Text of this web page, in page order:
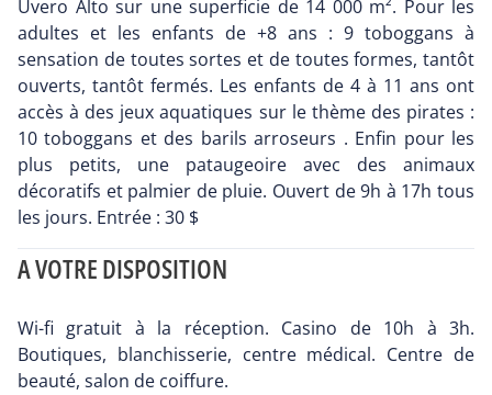
Uvero Alto sur une superficie de 14 000 m². Pour les
adultes et les enfants de +8 ans : 9 toboggans à
sensation de toutes sortes et de toutes formes, tantôt
ouverts, tantôt fermés. Les enfants de 4 à 11 ans ont
accès à des jeux aquatiques sur le thème des pirates :
10 toboggans et des barils arroseurs . Enfin pour les
plus petits, une pataugeoire avec des animaux
décoratifs et palmier de pluie. Ouvert de 9h à 17h tous
les jours. Entrée : 30 $
A VOTRE DISPOSITION
Wi-fi gratuit à la réception. Casino de 10h à 3h.
Boutiques, blanchisserie, centre médical. Centre de
beauté, salon de coiffure.